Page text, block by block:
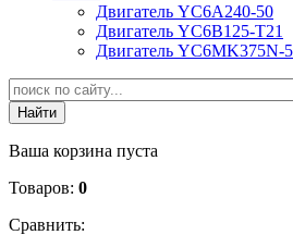
Двигатель YC6A240-50
Двигатель YC6B125-T21
Двигатель YC6MK375N-
Ваша корзина пуста
Товаров: 0
Сравнить: